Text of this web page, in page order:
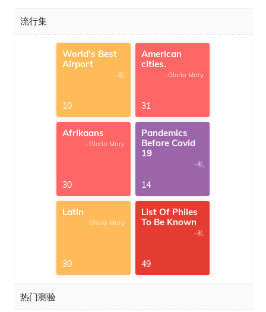
流行集
World's Best
Airport
-私
10
American
cities.
-Gloria Mary
31
Afrikaans
-Gloria Mary
30
Pandemics
Before Covid
19
-私
14
Latin
-Gloria Mary
30
List Of Philes
To Be Known
-私
49
热门测验